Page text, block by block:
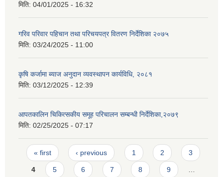
मिति: 04/01/2025 - 16:32
गरिव परिवार पहिचान तथा परिचयपत्र वितरण निर्देशिका २०७५
मिति: 03/24/2025 - 11:00
कृषि कर्जामा ब्याज अनुदान व्यवस्थापन कार्यविधि, २०८१
मिति: 03/12/2025 - 12:39
आपतकालिन चिकित्सकीय समूह परिचालन सम्बन्धी निर्देशिका,२०७९
मिति: 02/25/2025 - 07:17
Pages
« first ‹ previous 1 2 3
4 5 6 7 8 9